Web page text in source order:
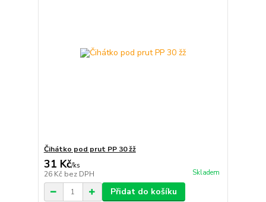
Čihátko pod prut PP 30 žž
31 Kč/ks
26 Kč bez DPH Skladem
Přidat do košíku